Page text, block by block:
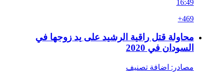
16:49
+469
محاولة قتل راقية الرشيد على يد زوجها في
السودان في 2020
مصادر: اضافة تصنيف